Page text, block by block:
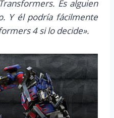
Es alguien
Y él podría fácilmente
4 si lo decide».